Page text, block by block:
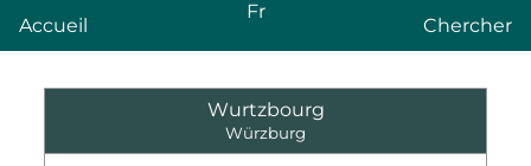
Accueil
Fr
Chercher
Wurtzbourg
Würzburg